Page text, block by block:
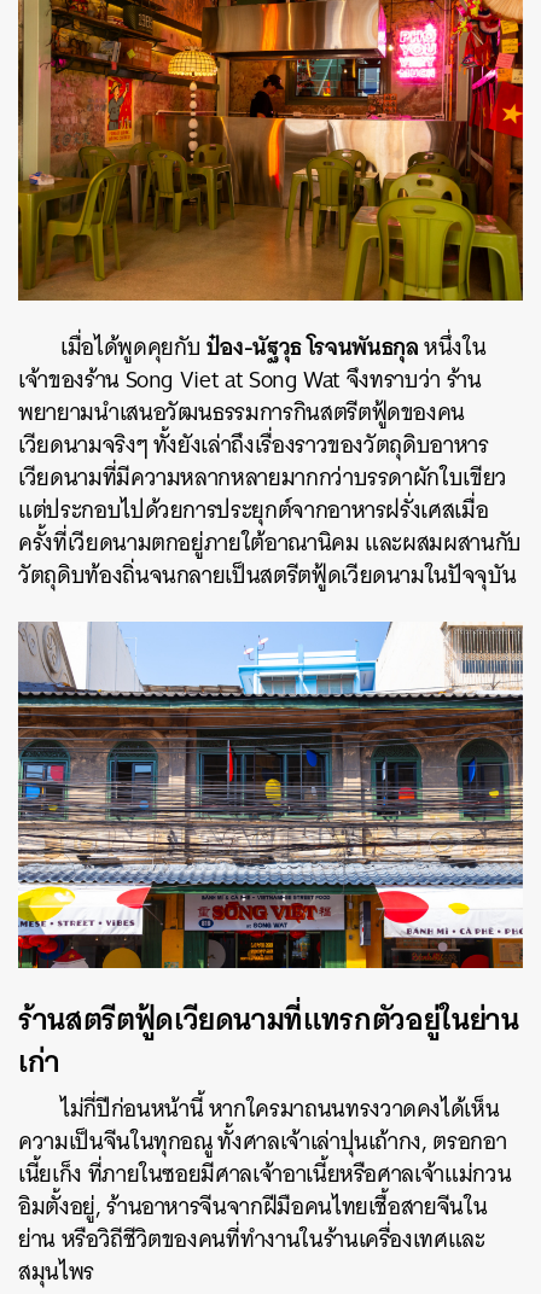
เมื่อได้พูดคุยกับป๋อง-นัฐวุธ โรจนพันธกุลหนึ่งใน
เจ้าของร้าน Song Viet at Song Wat จึงทราบว่า ร้าน
พยายามนำเสนอวัฒนธรรมการกินสตรีตฟู้ดของคน
เวียดนามจริงๆ ทั้งยังเล่าถึงเรื่องราวของวัตถุดิบอาหาร
เวียดนามที่มีความหลากหลายมากกว่าบรรดาผักใบเขียว
แต่ประกอบไปด้วยการประยุกต์จากอาหารฝรั่งเศสเมื่อ
ครั้งที่เวียดนามตกอยู่ภายใต้อาณานิคม และผสมผสานกับ
วัตถุดิบท้องถิ่นจนกลายเป็นสตรีตฟู้ดเวียดนามในปัจจุบัน
ร้านสตรีตฟู้ดเวียดนามที่แทรกตัวอยู่ในย่าน
เก่า
ไม่กี่ปีก่อนหน้านี้ หากใครมาถนนทรงวาดคงได้เห็น
ความเป็นจีนในทุกอณู ทั้งศาลเจ้าเล่าปุนเถ้ากง, ตรอกอา
เนี้ยเก็ง ที่ภายในซอยมีศาลเจ้าอาเนี้ยหรือศาลเจ้าแม่กวน
อิมตั้งอยู่, ร้านอาหารจีนจากฝีมือคนไทยเชื้อสายจีนใน
ย่าน หรือวิถีชีวิตของคนที่ทำงานในร้านเครื่องเทศและ
สมุนไพร